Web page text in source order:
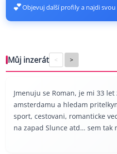
💕Objevuj další profily a najdi svou
Můj inzerát < >
Jmenuju se Roman, je mi 33
amsterdamu a hledam
sport, cestovani, romanticke
na zapad Slunce atd… sem tak